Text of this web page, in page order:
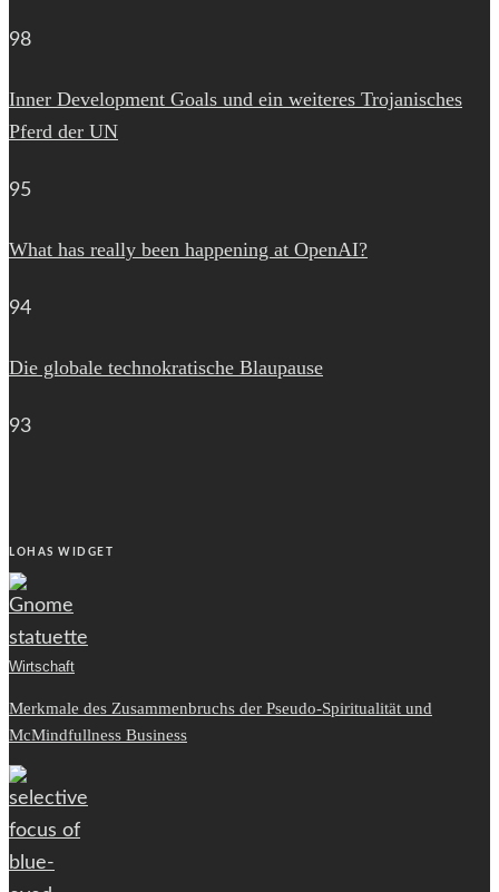
98
Inner Development Goals und ein weiteres Trojanisches
Pferd der UN
95
What has really been happening at OpenAI?
94
Die globale technokratische Blaupause
93
LOHAS WIDGET
Wirtschaft
Merkmale des Zusammenbruchs der Pseudo-Spiritualität und
McMindfullness Business